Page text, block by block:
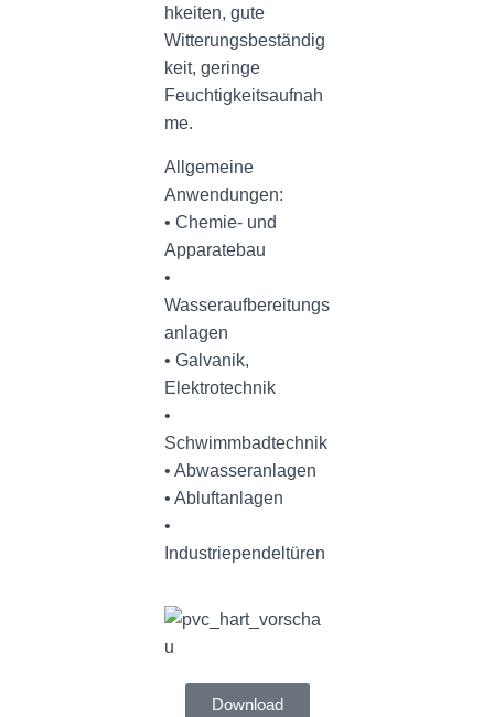
hkeiten, gute
Witterungsbeständig
keit, geringe
Feuchtigkeitsaufnah
me.
Allgemeine
Anwendungen:
• Chemie- und
Apparatebau
•
Wasseraufbereitungs
anlagen
• Galvanik,
Elektrotechnik
•
Schwimmbadtechnik
• Abwasseranlagen
• Abluftanlagen
•
Industriependeltüren
Download